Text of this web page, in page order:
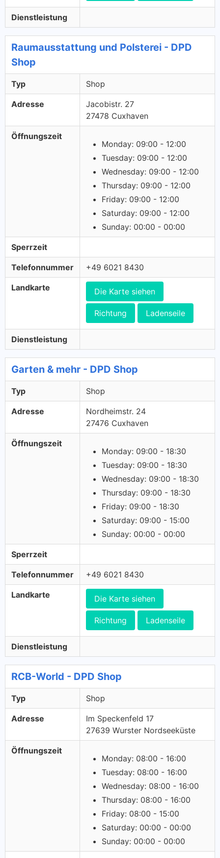
Dienstleistung
Raumausstattung und Polsterei - DPD
Shop
Typ Shop
Adresse
Jacobistr. 27
27478 Cuxhaven
Öffnungszeit
Monday: 09:00 - 12:00
Tuesday: 09:00 - 12:00
Wednesday: 09:00 - 12:00
Thursday: 09:00 - 12:00
Friday: 09:00 - 12:00
Saturday: 09:00 - 12:00
Sunday: 00:00 - 00:00
Sperrzeit
Telefonnummer +49 6021 8430
Landkarte Die Karte siehen
Richtung Ladenseile
Dienstleistung
Garten & mehr - DPD Shop
Typ Shop
Adresse
Nordheimstr. 24
27476 Cuxhaven
Öffnungszeit
Monday: 09:00 - 18:30
Tuesday: 09:00 - 18:30
Wednesday: 09:00 - 18:30
Thursday: 09:00 - 18:30
Friday: 09:00 - 18:30
Saturday: 09:00 - 15:00
Sunday: 00:00 - 00:00
Sperrzeit
Telefonnummer +49 6021 8430
Landkarte Die Karte siehen
Richtung Ladenseile
Dienstleistung
RCB-World - DPD Shop
Typ Shop
Adresse
Im Speckenfeld 17
27639 Wurster Nordseeküste
Öffnungszeit
Monday: 08:00 - 16:00
Tuesday: 08:00 - 16:00
Wednesday: 08:00 - 16:00
Thursday: 08:00 - 16:00
Friday: 08:00 - 15:00
Saturday: 00:00 - 00:00
Sunday: 00:00 - 00:00